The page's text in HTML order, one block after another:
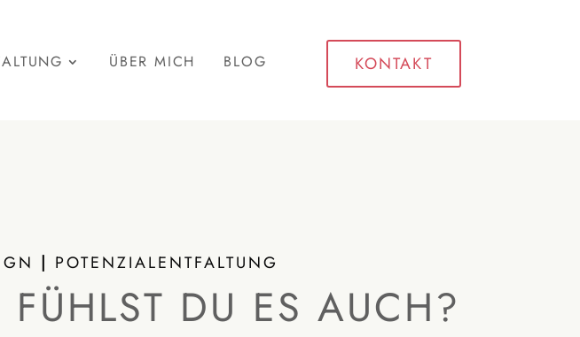
ÜBER MICH BLOG KONTAKT
| POTENZIALENTFALTUNG
DU ES AUCH?